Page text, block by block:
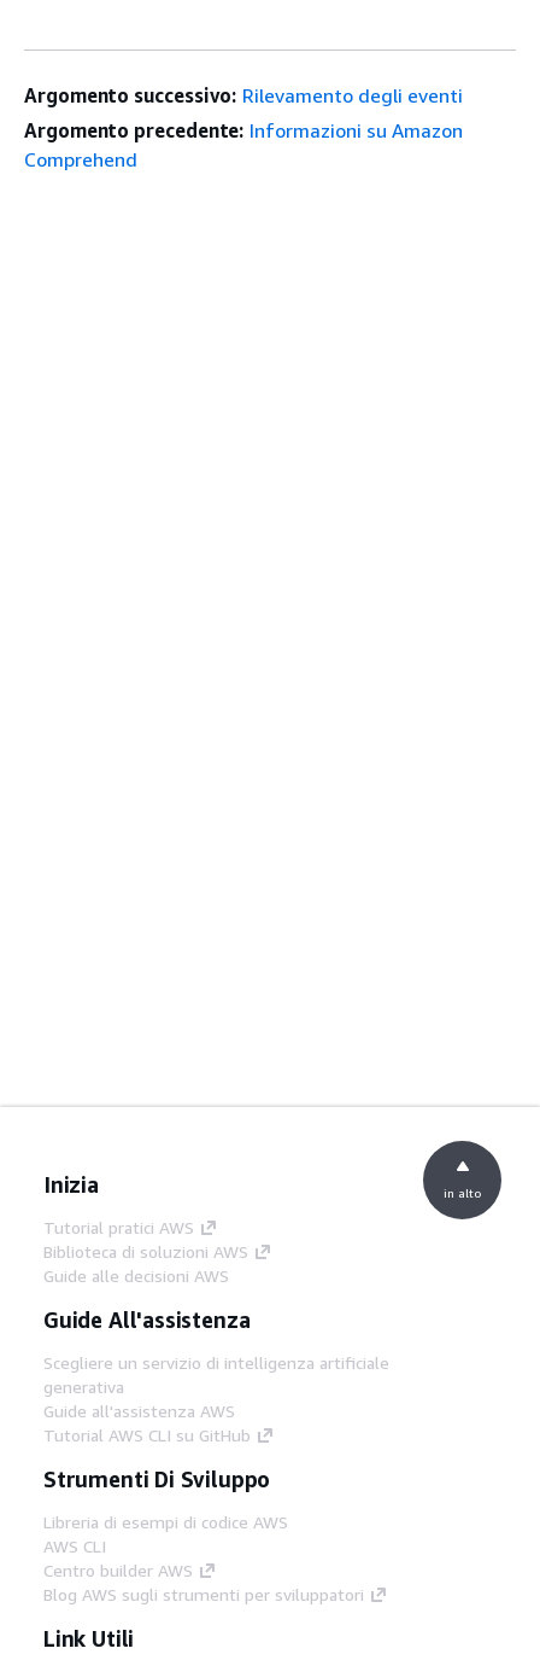
Argomento successivo: Rilevamento degli eventi
Argomento precedente: Informazioni su Amazon
Comprehend
Inizia
Tutorial pratici AWS
Biblioteca di soluzioni AWS
Guide alle decisioni AWS
Guide All'assistenza
Scegliere un servizio di intelligenza artificiale
generativa
Guide all'assistenza AWS
Tutorial AWS CLI su GitHub
Strumenti Di Sviluppo
Libreria di esempi di codice AWS
AWS CLI
Centro builder AWS
Blog AWS sugli strumenti per sviluppatori
Link Utili
in alto